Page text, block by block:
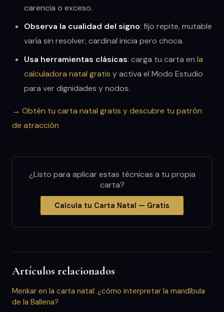
carencia o exceso.
Observa la cualidad del signo: fijo repite, mutable
varía sin resolver, cardinal inicia pero choca.
Usa herramientas clásicas: carga tu carta en la
calculadora natal gratis y activa el Modo Estudio
para ver dignidades y nodos.
→ Obtén tu carta natal gratis y descubre tu patrón
de atracción
¿Listo para aplicar estas técnicas a tu propia
carta?
Calcula tu Carta Natal — Gratis
Artículos relacionados
Menkar en la carta natal: ¿cómo interpretar la mandíbula
de la Ballena?